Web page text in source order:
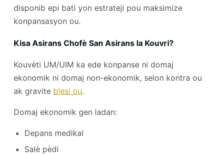
disponib epi bati yon estrateji pou maksimize
konpansasyon ou.
Kisa Asirans Chofè San Asirans la Kouvri?
Kouvèti UM/UIM ka ede konpanse ni domaj
ekonomik ni domaj non-ekonomik, selon kontra ou
ak gravite blesi ou.
Domaj ekonomik gen ladan:
Depans medikal
Salè pèdi